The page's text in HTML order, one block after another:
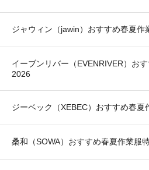
ジャウィン（jawin）おすすめ春夏作
イーブンリバー（EVENRIVER）お
2026
ジーベック（XEBEC）おすすめ春夏
桑和（SOWA）おすすめ春夏作業服